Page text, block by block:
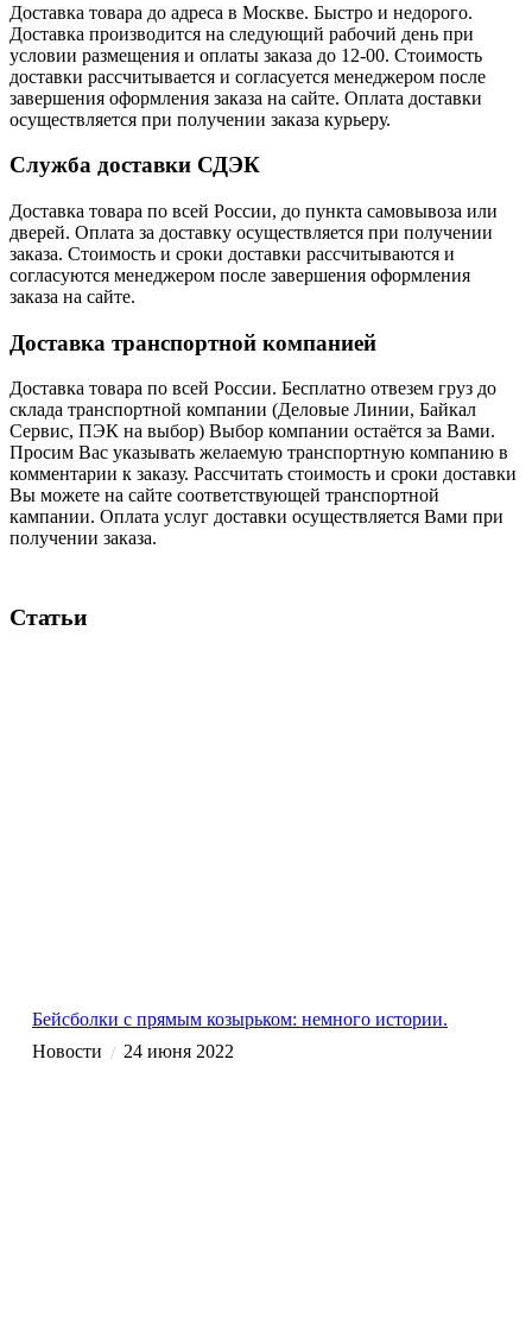
Доставка товара до адреса в Москве. Быстро и недорого.
Доставка производится на следующий рабочий день при
условии размещения и оплаты заказа до 12-00. Стоимость
доставки рассчитывается и согласуется менеджером после
завершения оформления заказа на сайте. Оплата доставки
осуществляется при получении заказа курьеру.
Служба доставки СДЭК
Доставка товара по всей России, до пункта самовывоза или
дверей. Оплата за доставку осуществляется при получении
заказа. Стоимость и сроки доставки рассчитываются и
согласуются менеджером после завершения оформления
заказа на сайте.
Доставка транспортной компанией
Доставка товара по всей России. Бесплатно отвезем груз до
склада транспортной компании (Деловые Линии, Байкал
Сервис, ПЭК на выбор) Выбор компании остаётся за Вами.
Просим Вас указывать желаемую транспортную компанию в
комментарии к заказу. Рассчитать стоимость и сроки доставки
Вы можете на сайте соответствующей транспортной
кампании. Оплата услуг доставки осуществляется Вами при
получении заказа.
Статьи
Бейсболки с прямым козырьком: немного истории.
Новости / 24 июня 2022